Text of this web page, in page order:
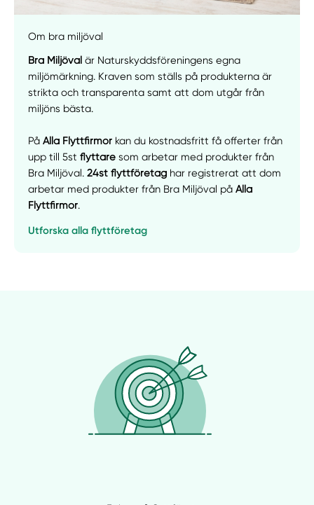
Om bra miljöval
Bra Miljöval är Naturskyddsföreningens egna
miljömärkning. Kraven som ställs på produkterna är
strikta och transparenta samt att dom utgår från
miljöns bästa.
PåAlla Flyttfirmor kan du kostnadsfritt få offerter från
upp till 5stflyttare som arbetar med produkter från
Bra Miljöval.24st flyttföretag har registrerat att dom
arbetar med produkter från Bra Miljöval påAlla
Flyttfirmor.
Utforska alla flyttföretag